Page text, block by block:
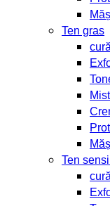
Ten gras
Ten